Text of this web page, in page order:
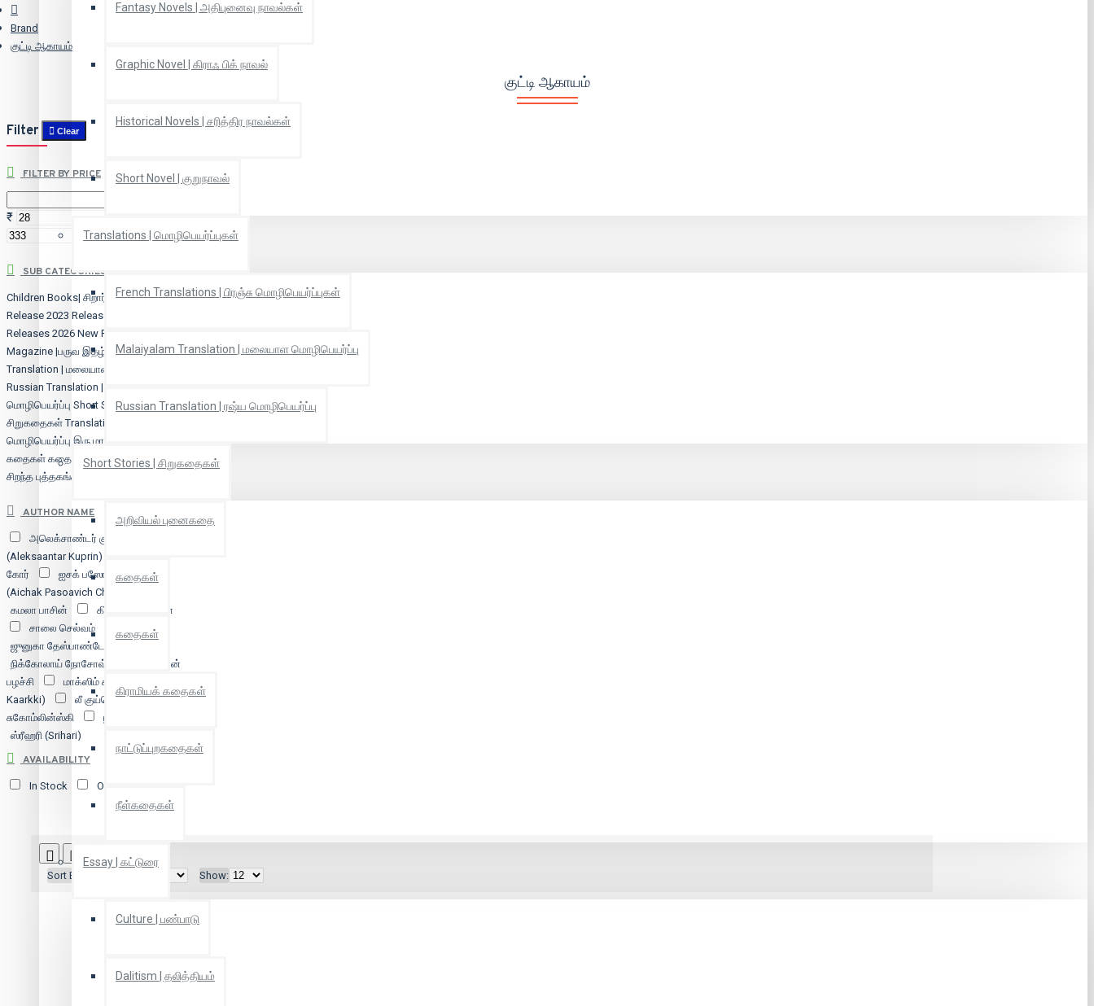
Fantasy Novels | அதிபுனைவு நாவல்கள்
Graphic Novel | கிராஃ பிக் நாவல்
Historical Novels | சரித்திர நாவல்கள்
Short Novel | குறுநாவல்
Translations | மொழிபெயர்ப்புகள்
French Translations | பிரஞ்சு மொழிபெயர்ப்புகள்
Malaiyalam Translation | மலையாள மொழிபெயர்ப்பு
Russian Translation | ரஷ்ய மொழிபெயர்ப்பு
Short Stories | சிறுகதைகள்
அறிவியல் புனைகதை
கதைகள்
கதைகள்
கிராமியக் கதைகள்
நாட்டுப்புறகதைகள்
நீள்கதைகள்
Essay | கட்டுரை
Culture | பண்பாடு
Dalitism | தலித்தியம்
Brand
குட்டி ஆகாயம்
குட்டி ஆகாயம்
Filter Clear
FILTER BY PRICE
₹
SUB CATEGORIES
Children Books| சிறார் நூல்கள் 2022
Release 2023 Releases
Releases 2026 New Releases
Magazine |பருவ இதழ்
Malaiyalam
Translation | மலையாள மொழிபெயர்ப்பு
Russian Translation | ரஷ்ய
மொழிபெயர்ப்பு Short Stories |
சிறுகதைகள் Translation |
மொழிபெயர்ப்பு இரு மாத இதழ்
கதைகள் கதைகள் குழந்தைகளுக்கான
சிறந்த புத்தகங்கள்
AUTHOR NAME
அலெக்சாண்டர் குப்ரின்
(Aleksaantar Kuprin)
கோர்
ஐசக் பஸோவிச் சிங்கர்
(Aichak Pasoavich Chingkar)
கமலா பாசின்
கிரண் கஸ்தூரியா
சாலை செல்வம்
ஜுனுகா தேஸ்பாண்டே
நிக்கோலாய் நோசோவ்
பிரபாகரன்
பழச்சி
மாக்ஸிம் கார்க்கி (Maaksim
Kaarkki)
லீ குய்மெய்
வஸீலி
சுகோம்லின்ஸ்கி
ஶ்ரீஹரி
ஸ்ரீஹரி (Srihari)
AVAILABILITY
In Stock Out of Stock
Sort By: Show: